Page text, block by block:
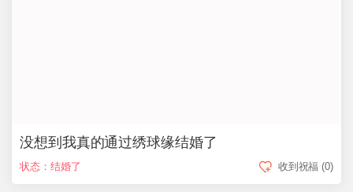
没想到我真的通过绣球缘结婚了
状态：结婚了 收到祝福(0)